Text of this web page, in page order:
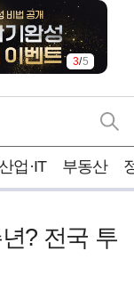
4/5
업·IT 부동산
? 전국 투